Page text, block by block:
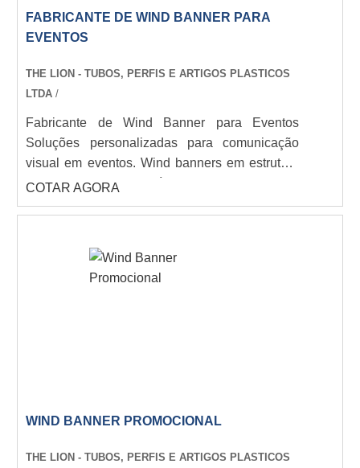
FABRICANTE DE WIND BANNER PARA
EVENTOS
THE LION - TUBOS, PERFIS E ARTIGOS PLASTICOS
LTDA /
Fabricante de Wind Banner para Eventos
Soluções personalizadas para comunicação
visual em eventos. Wind banners em estrutura
de fibra de vidro/alumínio com formatos gota,
pena e retangular (2m a 5m). Bandeira em
THE LION - Fabricação própria com qualidade
e entrega ágil para seu evento.
COTAR AGORA
WIND BANNER PROMOCIONAL
THE LION - TUBOS, PERFIS E ARTIGOS PLASTICOS